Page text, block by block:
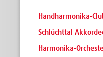
Handharmonika-
Schlüchttal
Harmonika-